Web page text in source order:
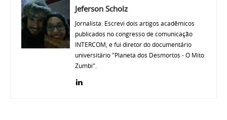
Jeferson Scholz
Jornalista. Escrevi dois artigos acadêmicos
publicados no congresso de comunicação
INTERCOM, e fui diretor do documentário
universitário "Planeta dos Desmortos - O Mito
Zumbi".